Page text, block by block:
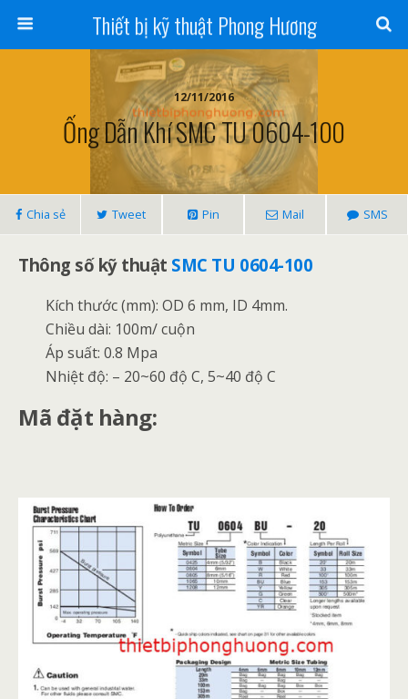
Thiết bị kỹ thuật Phong Hương
12/11/2016
Ống Dẫn Khí SMC TU 0604-100
Chia sẻ Tweet Pin Mail SMS
Thông số kỹ thuật SMC TU 0604-100
Kích thước (mm): OD 6 mm, ID 4mm.
Chiều dài: 100m/ cuộn
Áp suất: 0.8 Mpa
Nhiệt độ: – 20~60 độ C, 5~40 độ C
Mã đặt hàng: